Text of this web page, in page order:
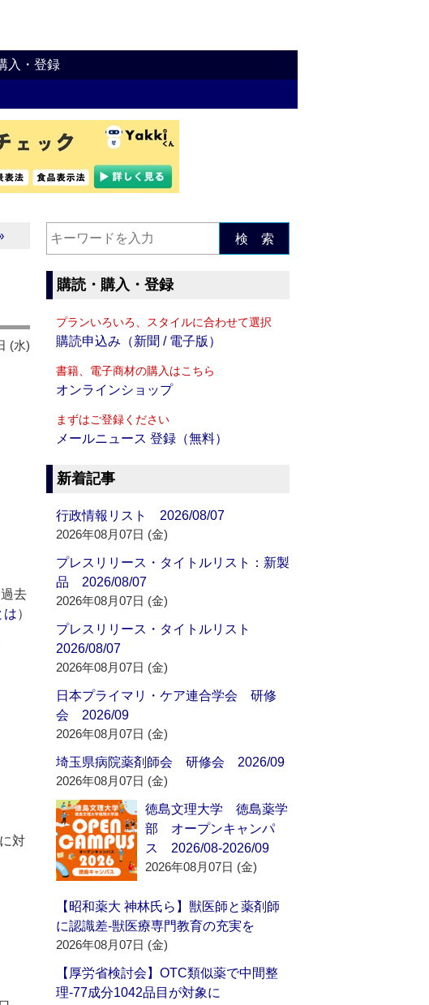
入・登録
(水)
去
は）
対
検 索
購読・購入・登録
プランいろいろ、スタイルに合わせて選択
購読申込み（新聞 / 電子版）
書籍、電子商材の購入はこちら
オンラインショップ
まずはご登録ください
メールニュース 登録（無料）
新着記事
行政情報リスト 2026/08/07
2026年08月07日 (金)
プレスリリース・タイトルリスト：新製
品 2026/08/07
2026年08月07日 (金)
プレスリリース・タイトルリスト
2026/08/07
2026年08月07日 (金)
日本プライマリ・ケア連合学会 研修
会 2026/09
2026年08月07日 (金)
埼玉県病院薬剤師会 研修会 2026/09
2026年08月07日 (金)
徳島文理大学 徳島薬学
部 オープンキャンパ
ス 2026/08-2026/09
2026年08月07日 (金)
【昭和薬大 神林氏ら】獣医師と薬剤師
に認識差‐獣医療専門教育の充実を
2026年08月07日 (金)
【厚労省検討会】OTC類似薬で中間整
理‐77成分1042品目が対象に